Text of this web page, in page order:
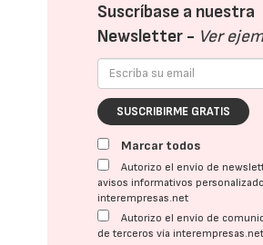
Suscríbase a nuestra
Newsletter - Ver
SUSCRIBIRME GRATIS
Marcar todos
Autorizo el envío de
avisos informativos
interempresas.net
Autorizo el envío de
de terceros vía interempresas.net